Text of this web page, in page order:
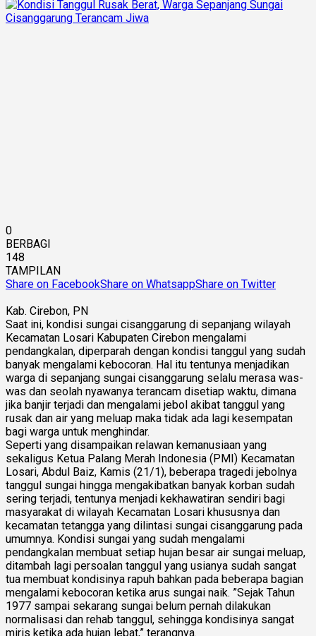
0
BERBAGI
148
TAMPILAN
Share on FacebookShare on WhatsappShare on Twitter
Kab. Cirebon, PN
Saat ini, kondisi sungai cisanggarung di sepanjang wilayah
Kecamatan Losari Kabupaten Cirebon mengalami
pendangkalan, diperparah dengan kondisi tanggul yang sudah
banyak mengalami kebocoran. Hal itu tentunya menjadikan
warga di sepanjang sungai cisanggarung selalu merasa was-
was dan seolah nyawanya terancam disetiap waktu, dimana
jika banjir terjadi dan mengalami jebol akibat tanggul yang
rusak dan air yang meluap maka tidak ada lagi kesempatan
bagi warga untuk menghindar.
Seperti yang disampaikan relawan kemanusiaan yang
sekaligus Ketua Palang Merah Indonesia (PMI) Kecamatan
Losari, Abdul Baiz, Kamis (21/1), beberapa tragedi jebolnya
tanggul sungai hingga mengakibatkan banyak korban sudah
sering terjadi, tentunya menjadi kekhawatiran sendiri bagi
masyarakat di wilayah Kecamatan Losari khususnya dan
kecamatan tetangga yang dilintasi sungai cisanggarung pada
umumnya. Kondisi sungai yang sudah mengalami
pendangkalan membuat setiap hujan besar air sungai meluap,
ditambah lagi persoalan tanggul yang usianya sudah sangat
tua membuat kondisinya rapuh bahkan pada beberapa bagian
mengalami kebocoran ketika arus sungai naik. ”Sejak Tahun
1977 sampai sekarang sungai belum pernah dilakukan
normalisasi dan rehab tanggul, sehingga kondisinya sangat
miris ketika ada hujan lebat,” terangnya.